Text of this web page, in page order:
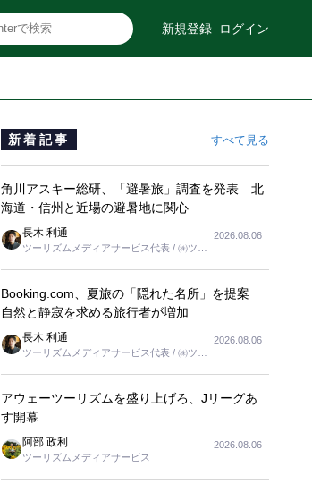
新規登録 ログイン
新着記事 すべて見る
角川アスキー総研、「避暑旅」調査を発表 北
海道・信州と近場の避暑地に関心
長木 利通
ツーリズムメディアサービス代表 / ㈱ツー
2026.08.06
Booking.com、夏旅の「隠れた名所」を提案
自然と静寂を求める旅行者が増加
長木 利通
ツーリズムメディアサービス代表 / ㈱ツー
2026.08.06
アウェーツーリズムを盛り上げろ、Jリーグあ
す開幕
阿部 政利
ツーリズムメディアサービス
2026.08.06